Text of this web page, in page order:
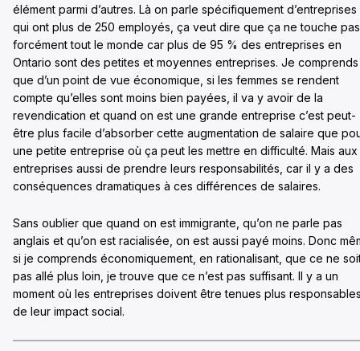
élément parmi d’autres. Là on parle spécifiquement d’entreprises
qui ont plus de 250 employés, ça veut dire que ça ne touche pas
forcément tout le monde car plus de 95 % des entreprises en
Ontario sont des petites et moyennes entreprises. Je comprends
que d’un point de vue économique, si les femmes se rendent
compte qu’elles sont moins bien payées, il va y avoir de la
revendication et quand on est une grande entreprise c’est peut-
être plus facile d’absorber cette augmentation de salaire que
une petite entreprise où ça peut les mettre en difficulté. Mais aux
entreprises aussi de prendre leurs responsabilités, car il y a des
conséquences dramatiques à ces différences de salaires.
Sans oublier que quand on est immigrante, qu’on ne parle pas
anglais et qu’on est racialisée, on est aussi payé moins. Donc
si je comprends économiquement, en rationalisant, que ce ne
pas allé plus loin, je trouve que ce n’est pas suffisant. Il y a un
moment où les entreprises doivent être tenues plus
de leur impact social.